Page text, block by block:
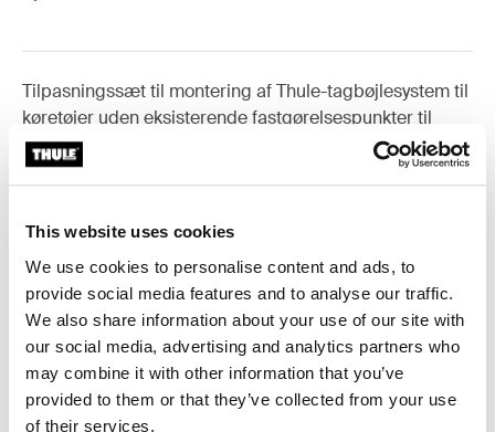
This website uses cookies
We use cookies to personalise content and ads, to
provide social media features and to analyse our traffic.
We also share information about your use of our site with
our social media, advertising and analytics partners who
may combine it with other information that you’ve
provided to them or that they’ve collected from your use
of their services.
Tilpasningssæt til montering af Thule-tagbøjlesystem til
køretøjer uden eksisterende fastgørelsespunkter til
tagbøjler, eller fabriksmonterede tagbøjler.
Toggle features
Alle funktioner
Toggle techspec
Tekniske specifikationer
Toggle guides and instructions
Instruktioner